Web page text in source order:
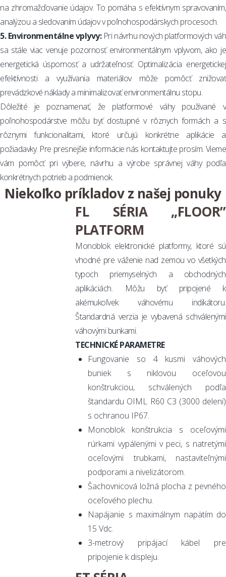
na zhromažďovanie údajov. To pomáha s efektívnym spravovaním,
analýzou a sledovaním údajov v poľnohospodárskych procesoch.
5. Environmentálne vplyvy:Pri návrhu nových platformových váh
sa stále viac venuje pozornosť environmentálnym vplyvom, ako je
energetická úspornosť a udržateľnosť. Optimalizácia energetickej
efektívnosti a využívania materiálov môže pomôcť znižovať
prevádzkové náklady a minimalizovať environmentálnu stopu.
Dôležité je poznamenať, že platformové váhy používané v
poľnohospodárstve môžu byť dostupné v rôznych formách a s
rôznymi funkcionalitami, ktoré určujú konkrétne aplikácie a
požiadavky. Pre presnejšie informácie nás kontaktujte prosím. Vieme
vám pomôcť pri výbere, návrhu a výrobe správnej váhy podľa
konkrétnych potrieb a podmienok.
Niekoľko príkladov z našej ponuky
FL SÉRIA „FLOOR”
PLATFORM
Monoblok elektronické platformy, ktoré sú
vhodné pre váženie nad zemou vo všetkých
typoch priemyselných a obchodných
aplikáciách. Môžu byť pripojené k
akémukoľvek váhovému indikátoru.
Štandardná verzia je vybavená schválenými
váhovými bunkami.
TECHNICKÉ PARAMETRE
Fungovanie so 4 kusmi váhových
buniek s niklovou oceľovou
konštrukciou, schválených podľa
štandardu OIML R60 C3 (3000 delení)
s ochranou IP67.
Monoblok konštrukcia s oceľovými
rúrkami vypálenými v peci, s natretými
oceľovými trubkami, nastaviteľnými
podporami a nivelizátorom.
Šachovnicová ložná plocha z pevného
oceľového plechu.
Napájanie s maximálnym napätím do
15 Vdc.
3-metrový pripájací kábel pre
pripojenie k displeju.